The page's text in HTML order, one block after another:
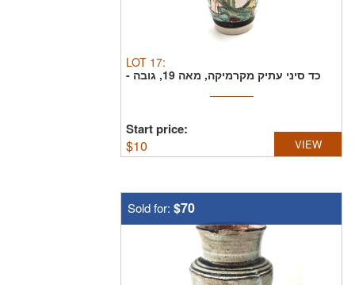
LOT 17:
כד סיני עתיק מקרמיקה, מאה 19, גובה -
Start price:
$10 VIEW
Sold for: $70